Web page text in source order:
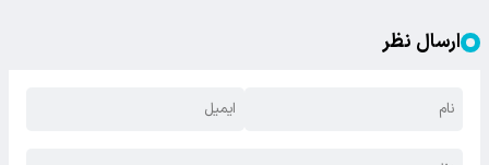
ارسال نظر